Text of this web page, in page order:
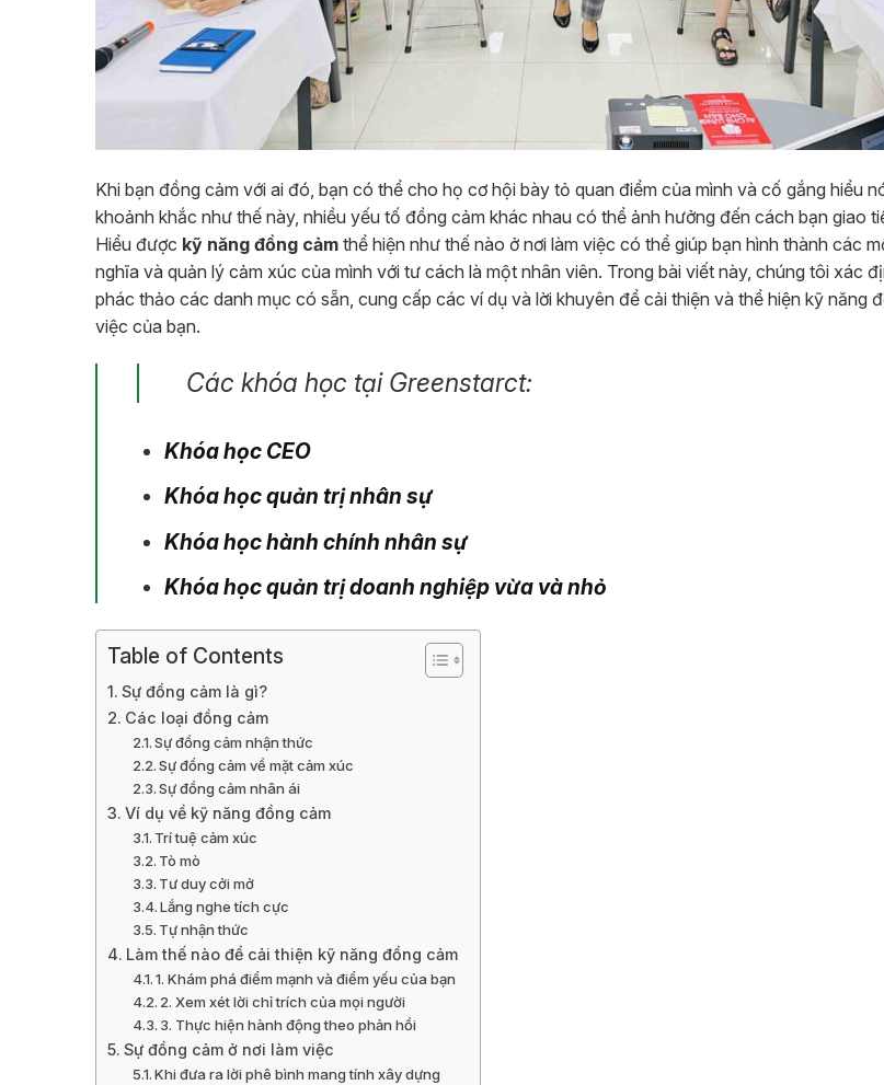
Khi bạn đồng cảm với ai đó, bạn có thể cho họ cơ hội bày tỏ quan điểm của mình và cố gắng hiểu
khoảnh khắc như thế này, nhiều yếu tố đồng cảm khác nhau có thể ảnh hưởng đến cách bạn giao
Hiểu được kỹ năng đồng cảm thể hiện như thế nào ở nơi làm việc có thể giúp bạn hình thành các
nghĩa và quản lý cảm xúc của mình với tư cách là một nhân viên. Trong bài viết này, chúng tôi xác
phác thảo các danh mục có sẵn, cung cấp các ví dụ và lời khuyên để cải thiện và thể hiện kỹ năng
việc của bạn.
Các khóa học tại Greenstarct:
Khóa học CEO
Khóa học quản trị nhân sự
Khóa học hành chính nhân sự
Khóa học quản trị doanh nghiệp vừa và nhỏ
Table of Contents
Sự đồng cảm là gì?
Các loại đồng cảm
Sự đồng cảm nhận thức
Sự đồng cảm về mặt cảm xúc
Sự đồng cảm nhân ái
Ví dụ về kỹ năng đồng cảm
Trí tuệ cảm xúc
Tò mò
Tư duy cởi mở
Lắng nghe tích cực
Tự nhận thức
Làm thế nào để cải thiện kỹ năng đồng cảm
1. Khám phá điểm mạnh và điểm yếu của bạn
2. Xem xét lời chỉ trích của mọi người
3. Thực hiện hành động theo phản hồi
Sự đồng cảm ở nơi làm việc
Khi đưa ra lời phê bình mang tính xây dựng